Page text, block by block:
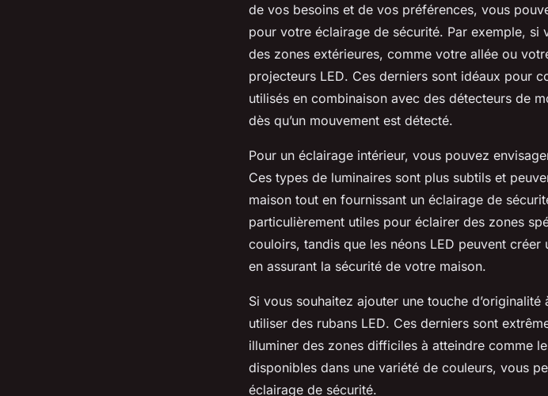
de vos besoins et de vos préférences, vous
pour votre éclairage de sécurité. Par exemple, si
des zones extérieures, comme votre allée ou
projecteurs LED. Ces derniers sont idéaux pour
utilisés en combinaison avec des détecteurs de
dès qu’un mouvement est détecté.
Pour un éclairage intérieur, vous pouvez
Ces types de luminaires sont plus subtils et
maison tout en fournissant un éclairage de
particulièrement utiles pour éclairer des zones
couloirs, tandis que les néons LED peuvent
en assurant la sécurité de votre maison.
Si vous souhaitez ajouter une touche
utiliser des rubans LED. Ces derniers sont
illuminer des zones difficiles à atteindre comme
disponibles dans une variété de couleurs, vous
éclairage de sécurité.